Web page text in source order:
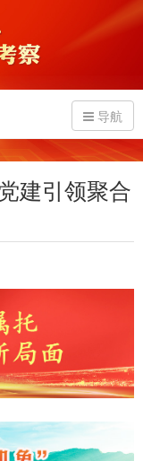
导航
建引领聚合